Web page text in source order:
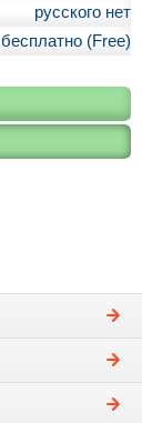
русского нет
бесплатно (Free)